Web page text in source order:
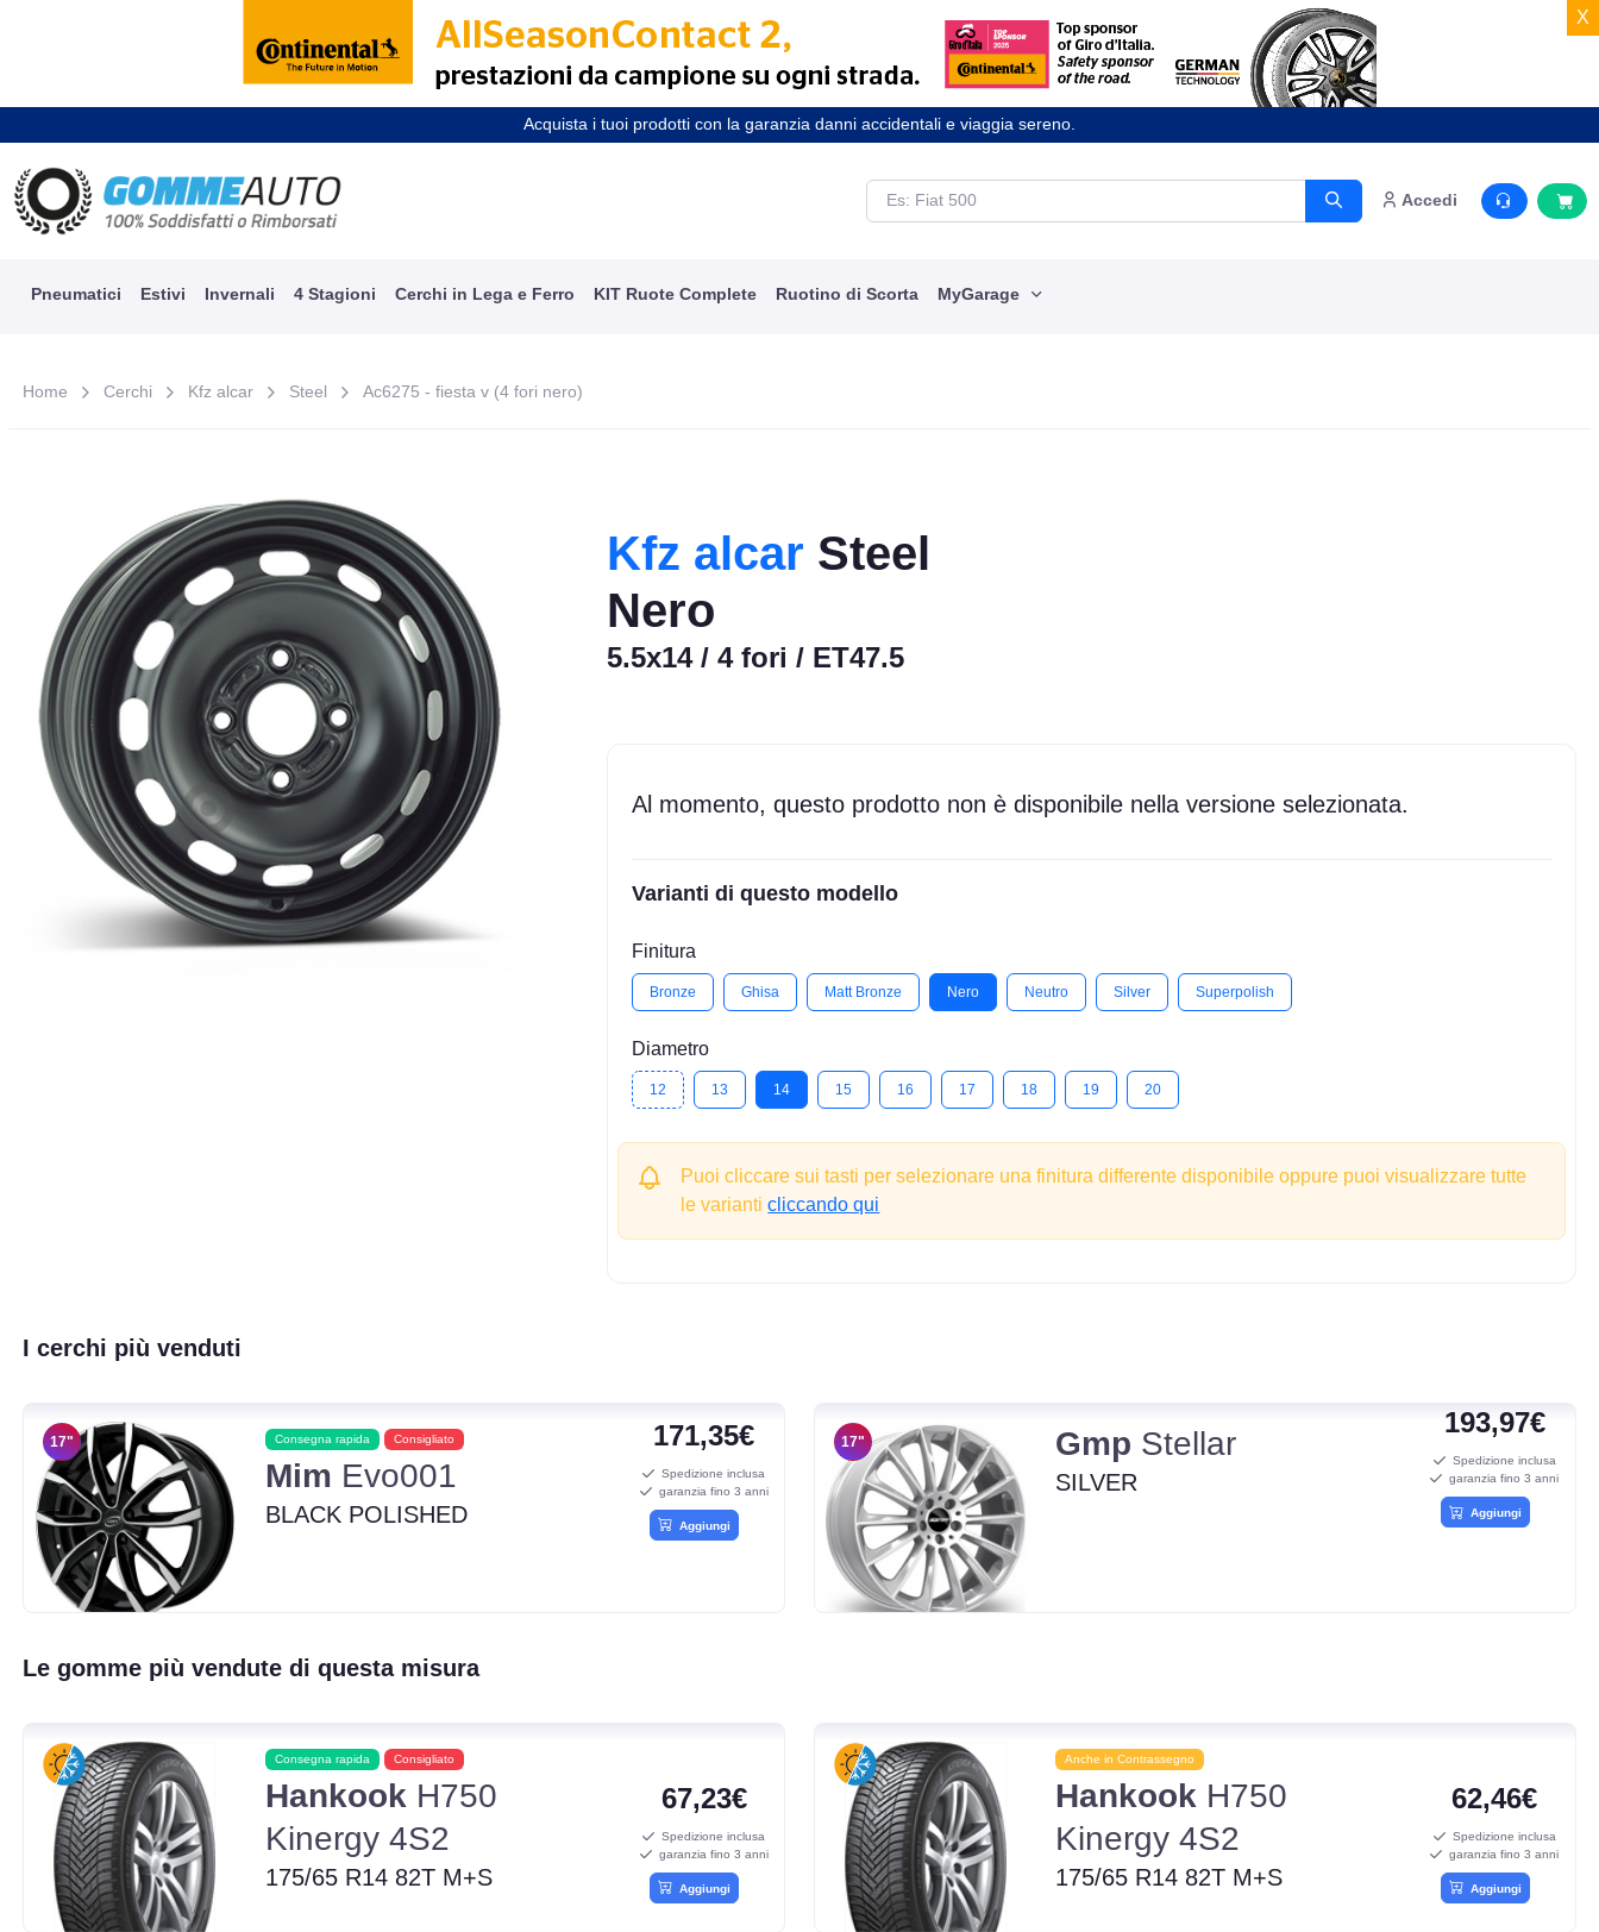
X
Acquista i tuoi prodotti con la garanzia danni accidentali e viaggia sereno.
Accedi
Pneumatici Estivi Invernali 4 Stagioni Cerchi in Lega e Ferro KIT Ruote Complete Ruotino di Scorta MyGarage
Home Cerchi Kfz alcar Steel Ac6275 - fiesta v (4 fori nero)
Kfz alcar Steel
Nero
5.5x14 / 4 fori / ET47.5
Al momento, questo prodotto non è disponibile nella versione selezionata.
Varianti di questo modello
Finitura
Bronze Ghisa Matt Bronze Nero Neutro Silver Superpolish
Diametro
12 13 14 15 16 17 18 19 20
Puoi cliccare sui tasti per selezionare una finitura differente disponibile oppure puoi visualizzare tutte
le varianticliccando qui
I cerchi più venduti
17" Consegna rapida Consigliato
Mim Evo001
BLACK POLISHED
171,35€
Spedizione inclusa
garanzia fino 3 anni
Aggiungi
17" Gmp Stellar
SILVER
193,97€
Spedizione inclusa
garanzia fino 3 anni
Aggiungi
Le gomme più vendute di questa misura
Consegna rapida Consigliato
Hankook H750
Kinergy 4S2
175/65 R14 82T M+S
67,23€
Spedizione inclusa
garanzia fino 3 anni
Aggiungi
Anche in Contrassegno
Hankook H750
Kinergy 4S2
175/65 R14 82T M+S
62,46€
Spedizione inclusa
garanzia fino 3 anni
Aggiungi